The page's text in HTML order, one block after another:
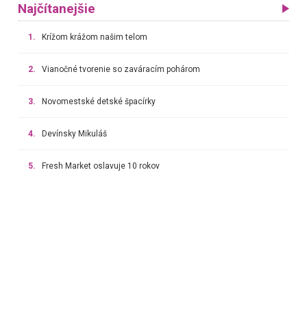
Najčítanejšie
1. Krížom krážom našim telom
2. Vianočné tvorenie so zaváracím pohárom
3. Novomestské detské špacírky
4. Devínsky Mikuláš
5. Fresh Market oslavuje 10 rokov